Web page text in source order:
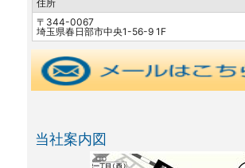
住所
〒344-0067
埼玉県春日部市中央1-56-9 1F
当社案内図